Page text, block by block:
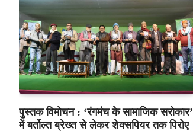
पुस्तक विमोचन : ‘रंगमंच के सामाजिक सरोकार’
में बर्तोल्त ब्रेख्त से लेकर शेक्सपियर तक पिरोए